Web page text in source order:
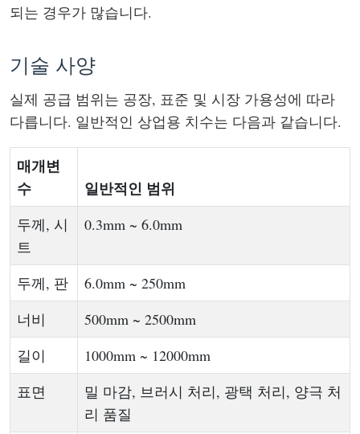
되는 경우가 많습니다.
기술 사양
실제 공급 범위는 공장, 표준 및 시장 가용성에 따라
다릅니다. 일반적인 상업용 치수는 다음과 같습니다.
매개변
수
일반적인 범위
두께, 시
트
0.3mm ~ 6.0mm
두께, 판
6.0mm ~ 250mm
너비
500mm ~ 2500mm
길이
1000mm ~ 12000mm
표면
밀 마감, ​​브러시 처리, 광택 처리, 양극 처
리 품질